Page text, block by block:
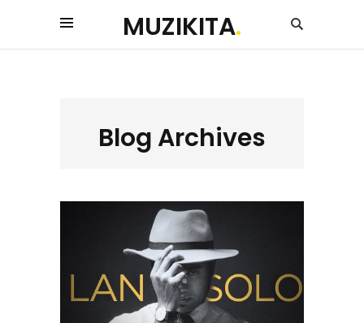
MUZIKITA.
Blog Archives